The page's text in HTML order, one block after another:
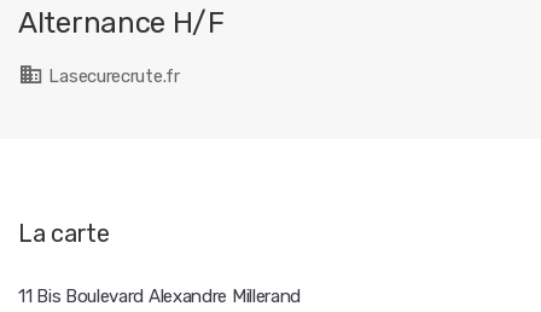
Alternance H/F
Lasecurecrute.fr
La carte
11 Bis Boulevard Alexandre Millerand